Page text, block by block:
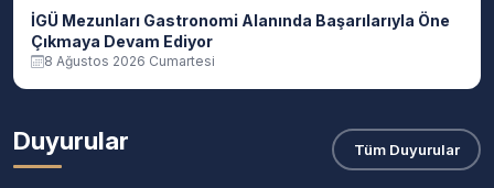
İGÜ Mezunları Gastronomi Alanında Başarılarıyla Öne
Çıkmaya Devam Ediyor
8 Ağustos 2026 Cumartesi
Duyurular Tüm Duyurular